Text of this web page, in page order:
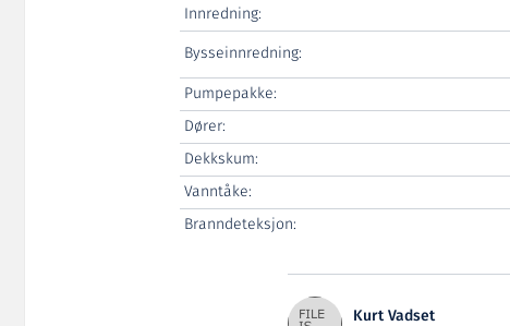
Innredning:
Bysseinnredning:
Pumpepakke:
Dører:
Dekkskum:
Vanntåke:
Branndeteksjon:
Kurt Vadset